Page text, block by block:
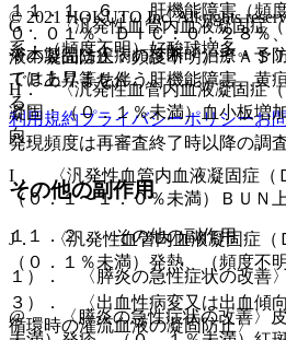
G． 〈汎発性血管内血液凝固症
系：（頻度不明）好酸球増多。
H． 〈汎発性血管内血液凝固症（
凝固：（０．１％未満）血小板増
向。
I． 〈汎発性血管内血液凝固症（
（０．１〜１．０％未満）ＢＵＮ
J． 〈汎発性血管内血液凝固症（
（０．１％未満）発熱、（頻度不
３）． 〈出血性病変又は出血傾
循環時の灌流血液の凝固防止〉
１１．１．６． 肝機能障害（頻
０．０１％、ＤＩＣ：０．２８％
液の凝固防止：頻度不明）：ＡＳ
ＴＰ上昇等を伴う肝機能障害、黄
る。
発現頻度は再審査終了時以降の調
その他の副作用
１１．２． その他の副作用
１）． 〈膵炎の急性症状の改善〉
@． 〈膵炎の急性症状の改善〉
© 2021 HOKUTO Inc. All rights
※本製品は疾病の診断・治療・予
ではありません。
利用規約プライバシーポリシーお